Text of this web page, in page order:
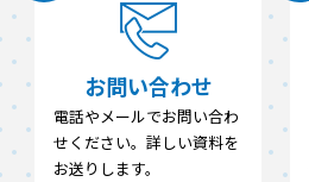
お問い合わせ
電話やメールでお問い合わ
せください。詳しい資料を
お送りします。